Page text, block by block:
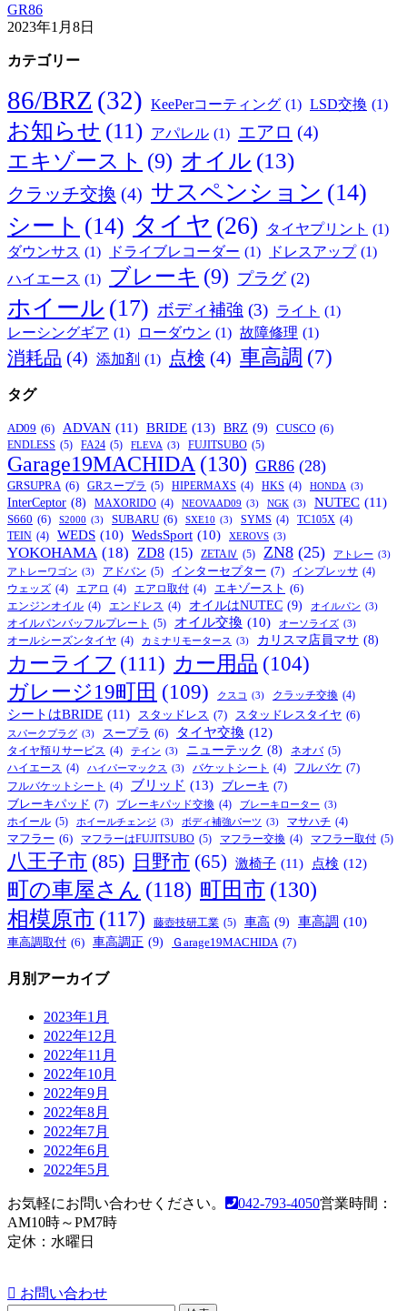
GR86
2023年1月8日
カテゴリー
86/BRZ (32) KeePerコーティング (1) LSD交換 (1)
お知らせ (11) アパレル (1) エアロ (4)
エキゾースト (9) オイル (13)
クラッチ交換 (4) サスペンション (14)
シート (14) タイヤ (26) タイヤプリント (1)
ダウンサス (1) ドライブレコーダー (1) ドレスアップ (1)
ハイエース (1) ブレーキ (9) プラグ (2)
ホイール (17) ボディ補強 (3) ライト (1)
レーシングギア (1) ローダウン (1) 故障修理 (1)
消耗品 (4) 添加剤 (1) 点検 (4) 車高調 (7)
タグ
AD09 (6) ADVAN (11) BRIDE (13) BRZ (9) CUSCO (6)
ENDLESS (5) FA24 (5) FLEVA (3) FUJITSUBO (5)
Garage19MACHIDA (130) GR86 (28)
GRSUPRA (6) GRスープラ (5) HIPERMAXS (4) HKS (4) HONDA (3)
InterCeptor (8) MAXORIDO (4) NEOVAAD09 (3) NGK (3) NUTEC (11)
S660 (6) S2000 (3) SUBARU (6) SXE10 (3) SYMS (4) TC105X (4)
TEIN (4) WEDS (10) WedsSport (10) XEROVS (3)
YOKOHAMA (18) ZD8 (15) ZETAⅣ (5) ZN8 (25) アトレー (3)
アトレーワゴン (3) アドバン (5) インターセプター (7) インプレッサ (4)
ウェッズ (4) エアロ (4) エアロ取付 (4) エキゾースト (6)
エンジンオイル (4) エンドレス (4) オイルはNUTEC (9) オイルパン (3)
オイルパンバッフルプレート (5) オイル交換 (10) オーソライズ (3)
オールシーズンタイヤ (4) カミナリモータース (3) カリスマ店員マサ (8)
カーライフ (111) カー用品 (104)
ガレージ19町田 (109) クスコ (3) クラッチ交換 (4)
シートはBRIDE (11) スタッドレス (7) スタッドレスタイヤ (6)
スパークプラグ (3) スープラ (6) タイヤ交換 (12)
タイヤ預りサービス (4) テイン (3) ニューテック (8) ネオバ (5)
ハイエース (4) ハイパーマックス (3) バケットシート (4) フルバケ (7)
フルバケットシート (4) ブリッド (13) ブレーキ (7)
ブレーキパッド (7) ブレーキパッド交換 (4) ブレーキローター (3)
ホイール (5) ホイールチェンジ (3) ボディ補強パーツ (3) マサハチ (4)
マフラー (6) マフラーはFUJITSUBO (5) マフラー交換 (4) マフラー取付 (5)
八王子市 (85) 日野市 (65) 激椅子 (11) 点検 (12)
町の車屋さん (118) 町田市 (130)
相模原市 (117) 藤壺技研工業 (5) 車高 (9) 車高調 (10)
車高調取付 (6) 車高調正 (9) Ｇarage19MACHIDA (7)
月別アーカイブ
2023年1月
2022年12月
2022年11月
2022年10月
2022年9月
2022年8月
2022年7月
2022年6月
2022年5月
お気軽にお問い合わせください。 042-793-4050営業時間：
AM10時～PM7時
定休：水曜日
お問い合わせ